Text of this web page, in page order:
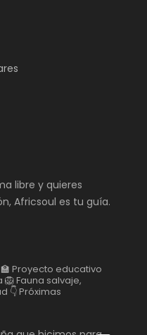
libre y quieres
Africsoul es tu guía.
🏫 Proyecto educativo
🦁 Fauna salvaje,
👇 Próximas